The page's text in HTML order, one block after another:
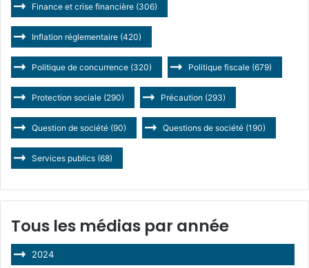
Finance et crise financière (306)
Inflation réglementaire (420)
Politique de concurrence (320) Politique fiscale (679)
Protection sociale (290) Précaution (293)
Question de société (90) Questions de société (190)
Services publics (68)
Tous les médias par année
2024